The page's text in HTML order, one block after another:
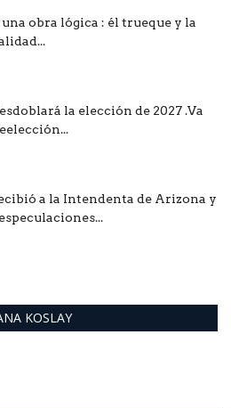
una obra lógica : él trueque y la
la elección de 2027 .Va
a la Intendenta de Arizona y
KOSLAY